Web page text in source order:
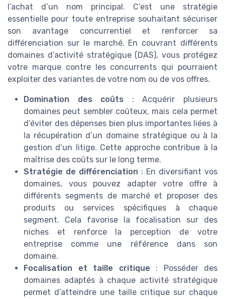
l’achat d’un nom principal. C’est une stratégie
essentielle pour toute entreprise souhaitant sécuriser
son avantage concurrentiel et renforcer sa
différenciation sur le marché. En couvrant différents
domaines d’activité stratégique (DAS), vous protégez
votre marque contre les concurrents qui pourraient
exploiter des variantes de votre nom ou de vos offres.
Domination des coûts : Acquérir plusieurs
domaines peut sembler coûteux, mais cela permet
d’éviter des dépenses bien plus importantes liées à
la récupération d’un domaine stratégique ou à la
gestion d’un litige. Cette approche contribue à la
maîtrise des coûts sur le long terme.
Stratégie de différenciation : En diversifiant vos
domaines, vous pouvez adapter votre offre à
différents segments de marché et proposer des
produits ou services spécifiques à chaque
segment. Cela favorise la focalisation sur des
niches et renforce la perception de votre
entreprise comme une référence dans son
domaine.
Focalisation et taille critique : Posséder des
domaines adaptés à chaque activité stratégique
permet d’atteindre une taille critique sur chaque